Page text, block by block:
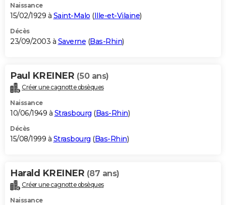
Naissance
15/02/1929 à Saint-Malo (Ille-et-Vilaine)
Décès
23/09/2003 à Saverne (Bas-Rhin)
Paul KREINER (50 ans)
Créer une cagnotte obsèques
Naissance
10/06/1949 à Strasbourg (Bas-Rhin)
Décès
15/08/1999 à Strasbourg (Bas-Rhin)
Harald KREINER (87 ans)
Créer une cagnotte obsèques
Naissance